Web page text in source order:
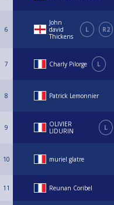
6
John
david
Thickens
L R2
7 Charly Pilorge L
8 Patrick Lemonnier
9
OLIVIER
LIDURIN
L
10 muriel glatre
11 Reunan Coribel